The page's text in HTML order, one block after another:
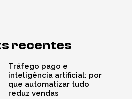
recentes
Tráfego pago e
inteligência artificial: por
que automatizar tudo
reduz vendas